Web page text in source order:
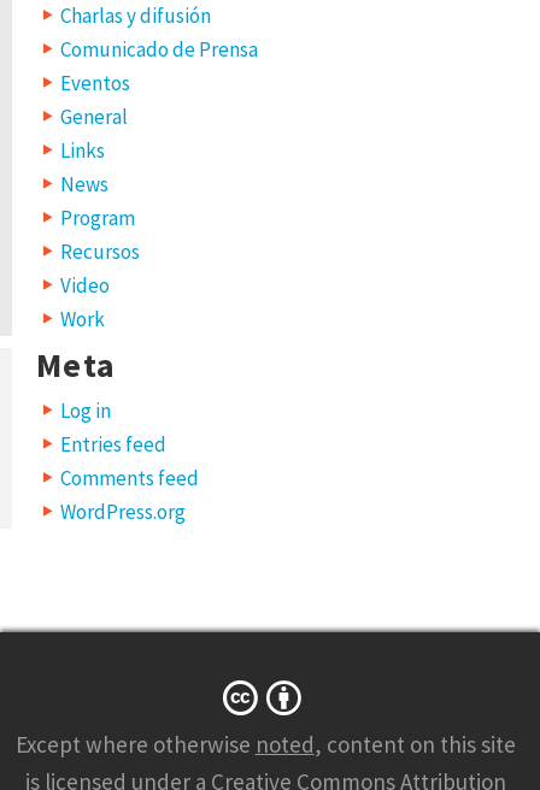
Charlas y difusión
Comunicado de Prensa
Eventos
General
Links
News
Program
Recursos
Video
Work
Meta
Log in
Entries feed
Comments feed
WordPress.org
Except where otherwise noted, content on this site
is licensed under a Creative Commons Attribution